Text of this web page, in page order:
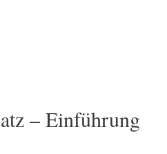
– Einführung